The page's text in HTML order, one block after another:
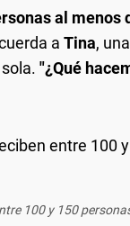
al menos
a Tina,
"¿Qué
100 y 150